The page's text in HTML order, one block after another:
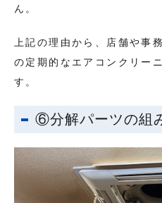
ん。
上記の理由から、店舗や事
の定期的なエアコンクリー
す。
⑥分解パーツの組